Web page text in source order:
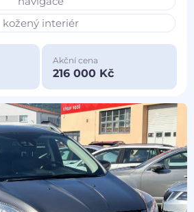
kožený interiér
Akční cena
216 000 Kč